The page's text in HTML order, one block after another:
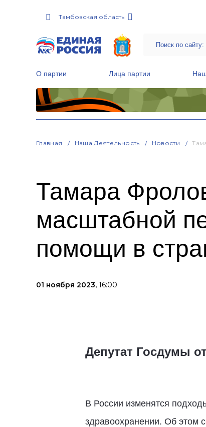
Тамбовская область
О партии Лица партии
Главная Наша Деятельность Новости
Тамара
масштабной
помощи в
01 ноября 2023, 16:00
Депутат Госдумы
В России изменятся
здравоохранении. Об этом